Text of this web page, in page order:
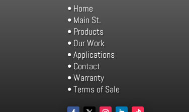
• Home
• Main St.
• Products
• Our Work
• Applications
• Contact
• Warranty
• Terms of Sale